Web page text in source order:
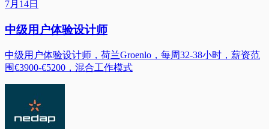
7月14日
中级用户体验设计师
中级用户体验设计师，荷兰Groenlo，每周32-38小时，薪资范
围€3900-€5200，混合工作模式